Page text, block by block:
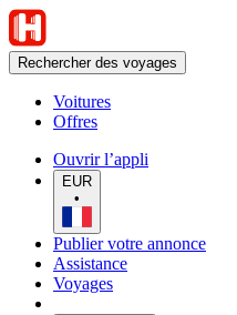
Rechercher des voyages
Voitures
Offres
Ouvrir l’appli
EUR
•
Publier votre annonce
Assistance
Voyages